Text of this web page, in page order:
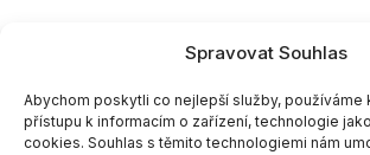
Spravovat Souhlas
Abychom poskytli co nejlepší služby, používáme
přístupu k informacím o zařízení, technologie
cookies. Souhlas s těmito technologiemi nám
Spolupráce